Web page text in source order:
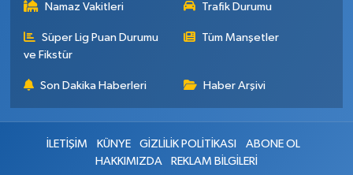
Namaz Vakitleri Trafik Durumu
Süper Lig Puan Durumu
ve Fikstür
Tüm Manşetler
Son Dakika Haberleri Haber Arşivi
İLETİŞİM KÜNYE GİZLİLİK POLİTİKASI
ABONE OL
HAKKIMIZDA
REKLAM BİLGİLERİ